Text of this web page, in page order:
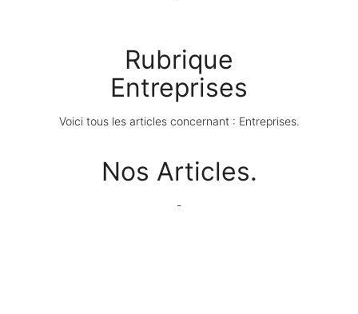
Rubrique
Entreprises
Voici tous les articles concernant : Entreprises.
Nos Articles.
-